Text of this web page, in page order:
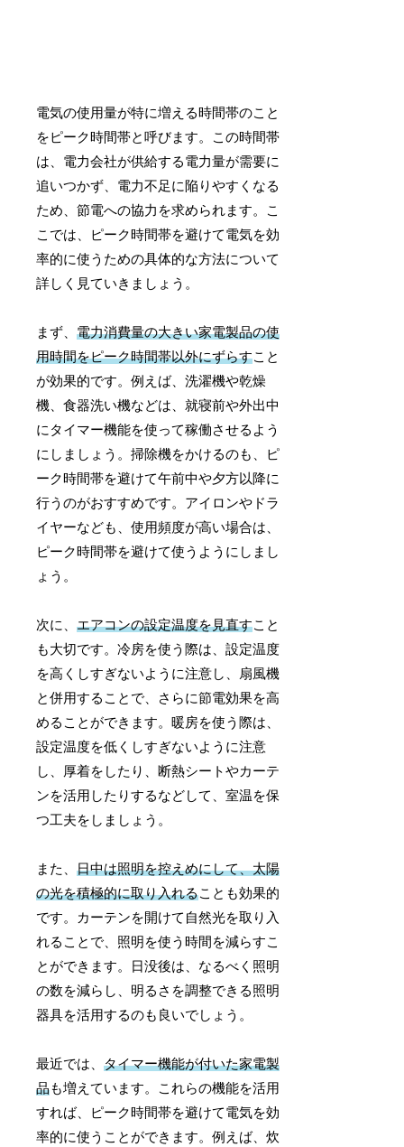
電気の使用量が特に増える時間帯のこと
をピーク時間帯と呼びます。この時間帯
は、電力会社が供給する電力量が需要に
追いつかず、電力不足に陥りやすくなる
ため、節電への協力を求められます。こ
こでは、ピーク時間帯を避けて電気を効
率的に使うための具体的な方法について
詳しく見ていきましょう。
まず、電力消費量の大きい家電製品の使
用時間をピーク時間帯以外にずらすこと
が効果的です。例えば、洗濯機や乾燥
機、食器洗い機などは、就寝前や外出中
にタイマー機能を使って稼働させるよう
にしましょう。掃除機をかけるのも、ピ
ーク時間帯を避けて午前中や夕方以降に
行うのがおすすめです。アイロンやドラ
イヤーなども、使用頻度が高い場合は、
ピーク時間帯を避けて使うようにしまし
ょう。
次に、エアコンの設定温度を見直すこと
も大切です。冷房を使う際は、設定温度
を高くしすぎないように注意し、扇風機
と併用することで、さらに節電効果を高
めることができます。暖房を使う際は、
設定温度を低くしすぎないように注意
し、厚着をしたり、断熱シートやカーテ
ンを活用したりするなどして、室温を保
つ工夫をしましょう。
また、日中は照明を控えめにして、太陽
の光を積極的に取り入れることも効果的
です。カーテンを開けて自然光を取り入
れることで、照明を使う時間を減らすこ
とができます。日没後は、なるべく照明
の数を減らし、明るさを調整できる照明
器具を活用するのも良いでしょう。
最近では、タイマー機能が付いた家電製
品も増えています。これらの機能を活用
すれば、ピーク時間帯を避けて電気を効
率的に使うことができます。例えば、炊